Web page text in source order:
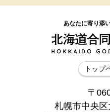
あなたに寄り添
トップ
〒
札幌市中央